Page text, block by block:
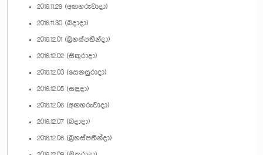
2016.11.29 (අඟහරුවාදා)
2016.11.30 (බදාදා)
2016.12.01 (බ්‍රහස්පතින්දා)
2016.12.02 (සිකුරාදා)
2016.12.03 (සෙනසුරාදා)
2016.12.05 (සඳුදා)
2016.12.06 (අඟහරුවාදා)
2016.12.07 (බදාදා)
2016.12.08 (බ්‍රහස්පතින්දා)